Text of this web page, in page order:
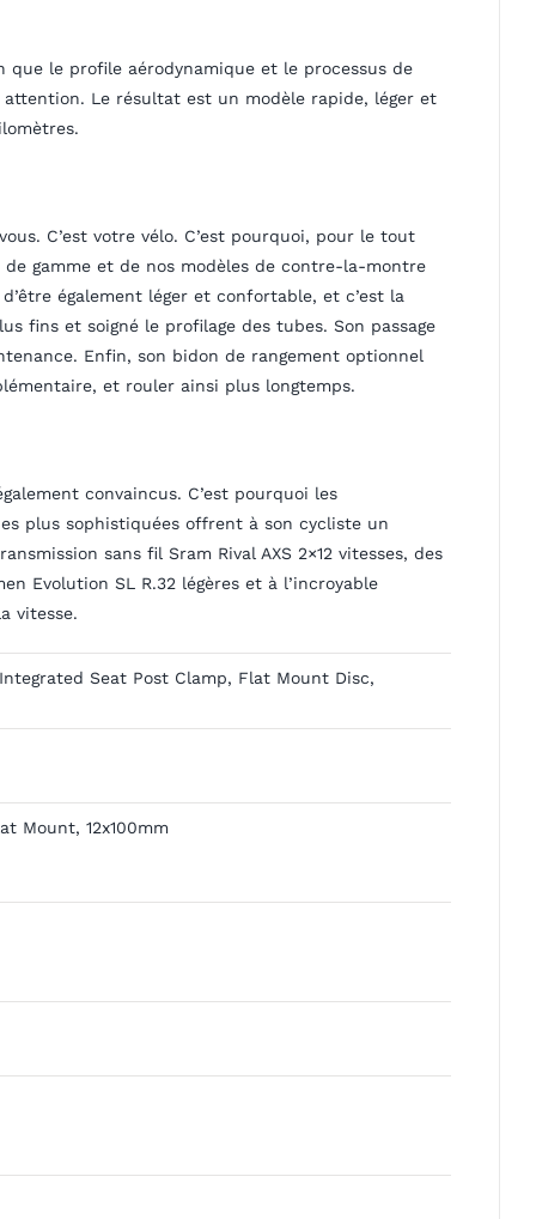
que le profile aérodynamique et le processus de
Le résultat est un modèle rapide, léger et
C’est votre vélo. C’est pourquoi, pour le tout
de gamme et de nos modèles de contre-la-montre
également léger et confortable, et c’est la
fins et soigné le profilage des tubes. Son passage
Enfin, son bidon de rangement optionnel
et rouler ainsi plus longtemps.
convaincus. C’est pourquoi les
plus sophistiquées offrent à son cycliste un
sans fil Sram Rival AXS 2×12 vitesses, des
Evolution SL R.32 légères et à l’incroyable
vitesse.
Seat Post Clamp, Flat Mount Disc,
Mount, 12x100mm